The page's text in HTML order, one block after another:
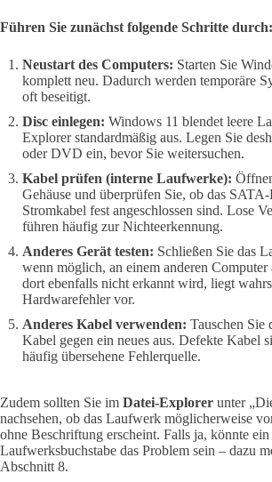
Führen Sie zunächst folgende Schritte durch:
Neustart des Computers: Starten Sie
komplett neu. Dadurch werden temporäre
oft beseitigt.
Disc einlegen: Windows 11 blendet leere
Explorer standardmäßig aus. Legen Sie
oder DVD ein, bevor Sie weitersuchen.
Kabel prüfen (interne Laufwerke):
Gehäuse und überprüfen Sie, ob das
Stromkabel fest angeschlossen sind. Lose
führen häufig zur Nichteerkennung.
Anderes Gerät testen: Schließen Sie das
wenn möglich, an einem anderen Computer
dort ebenfalls nicht erkannt wird, liegt
Hardwarefehler vor.
Anderes Kabel verwenden: Tauschen Sie
Kabel gegen ein neues aus. Defekte Kabel
häufig übersehene Fehlerquelle.
Zudem sollten Sie im Datei-Explorer unter
nachsehen, ob das Laufwerk möglicherweise
ohne Beschriftung erscheint. Falls ja, könnte
Laufwerksbuchstabe das Problem sein – dazu
Abschnitt 8.